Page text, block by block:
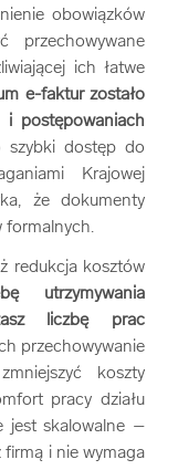
obowiązków
przechowywane
ich łatwe
e-faktur zostało
postępowaniach
szybki dostęp do
Krajowej
że dokumenty
formalnych.
redukcja kosztów
utrzymywania
liczbę prac
przechowywanie
koszty
pracy działu
jest skalowalne –
firmą i nie wymaga